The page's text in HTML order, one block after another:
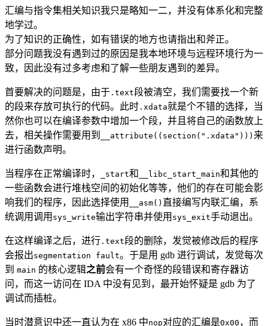
汇编与指令集相关知识我只是略知一二，并没有体系化和完整
地学过。
为了知识的正确性，如有错误的地方也请指出和斧正。
部分问题我没有遇到过的原因是我本地环境与远程环境行为一
致，因此没有过多考虑和了解一些朋友遇到的差异。
首要解决的问题是，由于 .text段被清空，我们需要找一个新
的段来存放可执行的代码。此时 .xdata就是个不错的选择，当
然你也可以在编译参数中增加一个段，并且将自己的函数放上
去，相关操作需要用到
__attribute((section(".xdata"))) 来
进行函数声明。
当程序在正常编译时， _start和 __libc_start_main和其他的
一些函数会进行堆栈空间的初始化等等，他们的存在可能会影
响我们的程序，因此选择使用
__asm() 直接编写内联汇编，系
统调用调用 sys_write输出字符串并使用 sys_exit手动退出。
在这样编译之后，进行 .text段的删除，发觉被修改后的程序
会报出segmentation fault。于是用 gdb 进行调试，发觉每次
到 main 的核心逻辑之前会有一个奇怪的段错误和寄存器访
问，而这一访问在 IDA 中没有见到，最开始怀疑是 gdb 为了
调试而插桩。
当时潜意识中还一直认为在 x86 中nop对应的汇编是0x00 ，而